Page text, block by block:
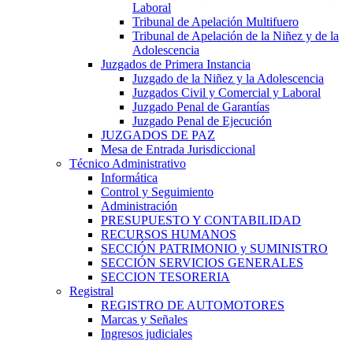
Laboral
Tribunal de Apelación Multifuero
Tribunal de Apelación de la Niñez y de la
Adolescencia
Juzgados de Primera Instancia
Juzgado de la Niñez y la Adolescencia
Juzgados Civil y Comercial y Laboral
Juzgado Penal de Garantías
Juzgado Penal de Ejecución
JUZGADOS DE PAZ
Mesa de Entrada Jurisdiccional
Técnico Administrativo
Informática
Control y Seguimiento
Administración
PRESUPUESTO Y CONTABILIDAD
RECURSOS HUMANOS
SECCIÓN PATRIMONIO y SUMINISTRO
SECCIÓN SERVICIOS GENERALES
SECCION TESORERIA
Registral
REGISTRO DE AUTOMOTORES
Marcas y Señales
Ingresos judiciales